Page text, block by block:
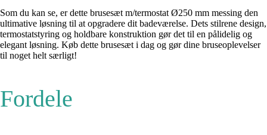
Som du kan se, er dette brusesæt m/termostat Ø250 mm messing den
ultimative løsning til at opgradere dit badeværelse. Dets stilrene design,
termostatstyring og holdbare konstruktion gør det til en pålidelig og
elegant løsning. Køb dette brusesæt i dag og gør dine bruseoplevelser
til noget helt særligt!
Fordele